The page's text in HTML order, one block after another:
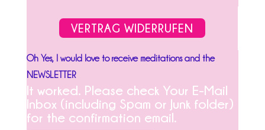
VERTRAG WIDERRUFEN
Oh Yes, I would love to receive meditations and the
NEWSLETTER
It worked. Please check Your E-Mail
Inbox (including Spam or Junk folder)
for the confirmation email.